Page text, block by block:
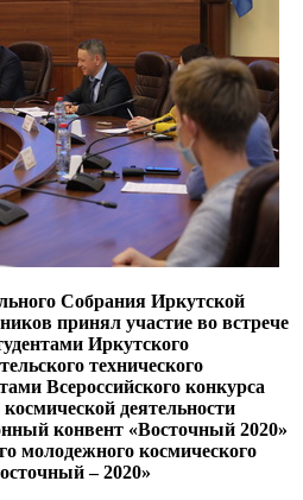
Собрания Иркутской
принял участие во встрече
Иркутского
технического
Всероссийского конкурса
деятельности
конвент «Восточный 2020»
молодежного космического
– 2020»